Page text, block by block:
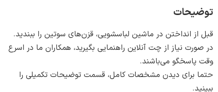
انداختن در ماشین لباسشویی، قزن‌های سوتین را ببندید.
نیاز از چت آنلاین راهنمایی بگیرید، همکاران ما در اسرع
می‌باشند.
دیدن مشخصات کامل، قسمت توضیحات تکمیلی را